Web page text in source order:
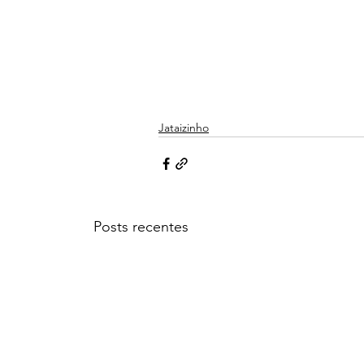
Jataizinho
Posts recentes